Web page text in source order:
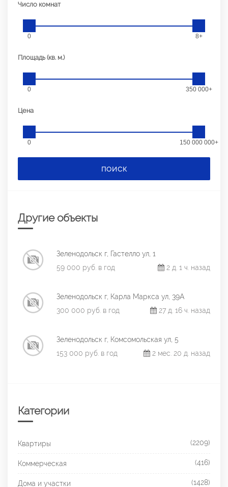
Число комнат
0 8+
Площадь (кв. м.)
0 350 000+
Цена
0 150 000 000+
ПОИСК
Другие объекты
Зеленодольск г, Гастелло ул, 1
59 000 руб. в год
2 д. 1 ч. назад
Зеленодольск г, Карла Маркса ул, 39А
300 000 руб. в год
27 д. 16 ч. назад
Зеленодольск г, Комсомольская ул, 5
153 000 руб. в год
2 мес. 20 д. назад
Категории
Квартиры (2209)
Коммерческая (416)
Дома и участки (1428)